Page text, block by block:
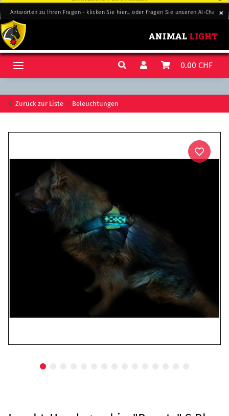
Antworten zu Ihren Fragen - klicken Sie hier... oder fragen Sie unseren AI-Chat-
Antworten zu Ihren Fragen - klicken Sie hier... oder fragen Sie unseren AI-Chat-
0.00 CHF
Zurück zur Liste Beleuchtungen